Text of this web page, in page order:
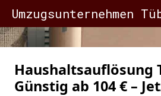
Umzugsunternehmen
Haushaltsauflösung
Günstig ab 104 € –